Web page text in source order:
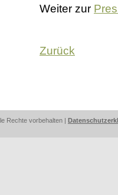
Weiter zur
Zurück
Rechte vorbehalten |